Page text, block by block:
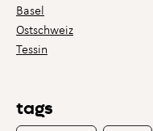
Basel
Ostschweiz
Tessin
tags